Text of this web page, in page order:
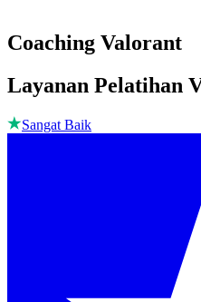
Coaching Valorant
Layanan Pelatihan
Sangat Baik